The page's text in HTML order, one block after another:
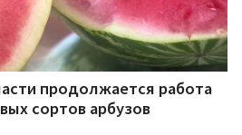
продолжается работа
сортов арбузов